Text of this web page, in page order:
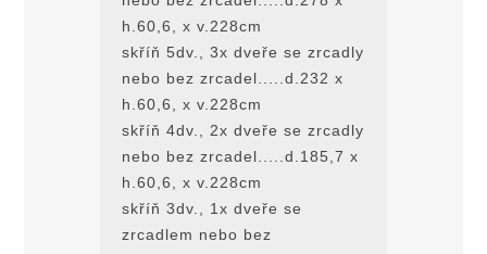
h.60,6, x v.228cm
skříň 5dv., 3x dveře se zrcadly
nebo bez zrcadel.....d.232 x
h.60,6, x v.228cm
skříň 4dv., 2x dveře se zrcadly
nebo bez zrcadel.....d.185,7 x
h.60,6, x v.228cm
skříň 3dv., 1x dveře se
zrcadlem nebo bez